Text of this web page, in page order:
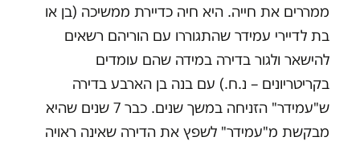
ממררים את חייה. היא חיה כדיירת ממשיכה (בן או
בת לדיירי עמידר שהתגוררו עם הוריהם רשאים
להישאר ולגור בדירה במידה שהם עומדים
בקריטריונים – נ.ח.) עם בנה בן הארבע בדירה
ש"עמידר" הזניחה במשך שנים. כבר 7 שנים שהיא
מבקשת מ"עמידר" לשפץ את הדירה שאינה ראויה